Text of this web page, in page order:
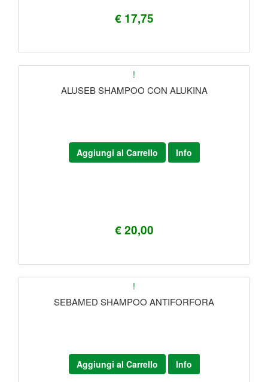
€ 17,75
!
ALUSEB SHAMPOO CON ALUKINA
€ 20,00
Aggiungi al Carrello Info
!
SEBAMED SHAMPOO ANTIFORFORA
Aggiungi al Carrello Info